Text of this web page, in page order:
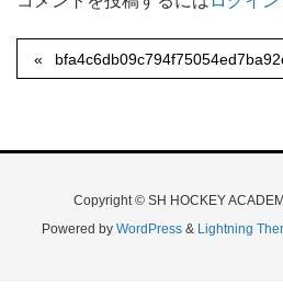
Copyright © SH HOCKEY
Powered by WordPress& Lightning